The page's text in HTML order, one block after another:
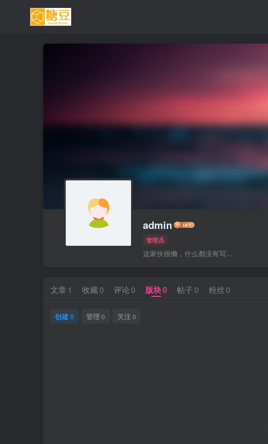
admin
管理员
这家伙很懒，什么都没有写...
文章 1 收藏 0 评论 0 版块0 帖子 0 粉丝 0
创建 0 管理 0 关注 0